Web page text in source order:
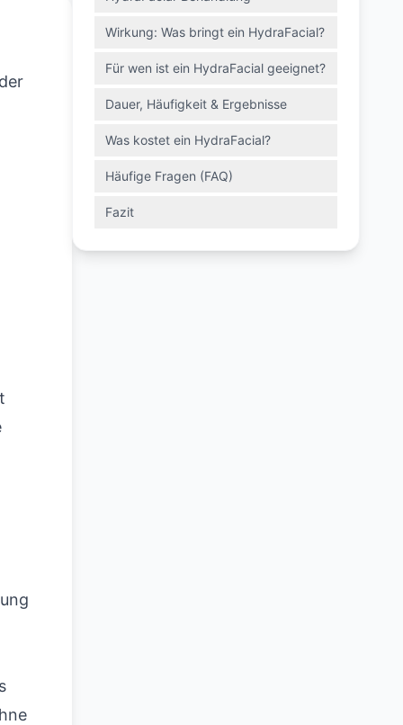
Wirkung: Was bringt ein HydraFacial?
Für wen ist ein HydraFacial geeignet?
Dauer, Häufigkeit & Ergebnisse
Was kostet ein HydraFacial?
Häufige Fragen (FAQ)
Fazit